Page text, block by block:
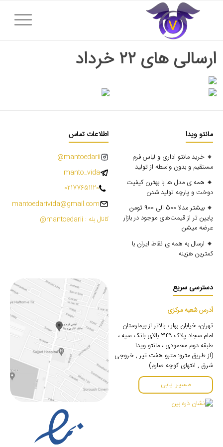
ارسالی های ۲۲ خرداد
مانتو ویدا
🔸 خرید مانتو اداری و لباس فرم
مستقیم و بدون واسطه از تولید
🔸 همه ی مدل ها با بهترن کیفیت
دوخت و پارچه تولید شدن
🔸 بیشتر مدلا 500 الی 900 تومن
پایین تر از قیمت‌های موجود در بازار
عرضه میشن
🔸 ارسال به همه ی نقاط ایران با
کمترین هزینه
اطلاعات تماس
mantoedarii@
manto_vida
02177651120
mantoedarivida@gmail.com
کانال بله : mantoedarii@
دسترسی سریع
آدرس شعبه مرکزی
تهران، خیابان بهار ، بالاتر از بیمارستان
امام سجاد پلاک ۳۴۹ بالای بانک سپه ،
طبقه دوم محمودی ، مانتو ویدا
(از طریق مترو: مترو هفت تیر , خروجی
شرق , انتهای کوچه صارم)
مسیر یابی